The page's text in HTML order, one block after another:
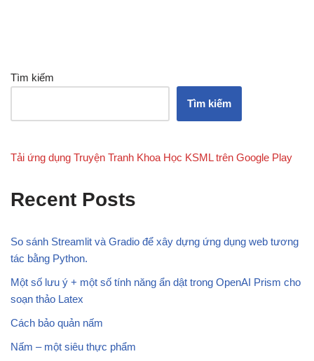
Tìm kiếm
Tìm kiếm
Tải ứng dụng Truyện Tranh Khoa Học KSML trên Google Play
Recent Posts
So sánh Streamlit và Gradio để xây dựng ứng dụng web tương
tác bằng Python.
Một số lưu ý + một số tính năng ẩn dật trong OpenAI Prism cho
soạn thảo Latex
Cách bảo quản nấm
Nấm – một siêu thực phẩm